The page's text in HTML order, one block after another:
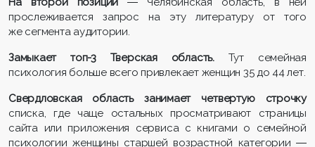
прослеживается запрос на эту литературу от того
же сегмента аудитории.
Замыкает топ-3Тверская область.Тут семейная
психология больше всего привлекает женщин 35 до 44 лет.
Свердловская область занимает четвертую строчку
списка, где чаще остальных просматривают страницы
сайта или приложения сервиса с книгами о семейной
психологии женщины старшей возрастной категории ―